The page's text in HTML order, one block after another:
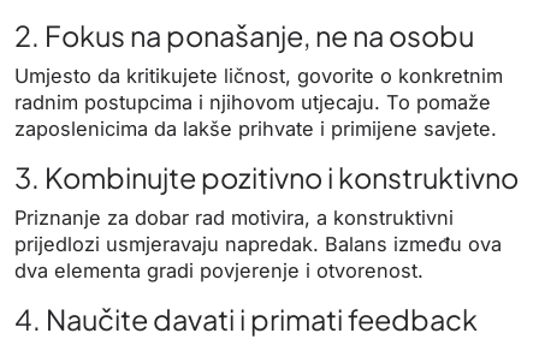
2. Fokus na ponašanje, ne na osobu
Umjesto da kritikujete ličnost, govorite o konkretnim
radnim postupcima i njihovom utjecaju. To pomaže
zaposlenicima da lakše prihvate i primijene savjete.
3. Kombinujte pozitivno i konstruktivno
Priznanje za dobar rad motivira, a konstruktivni
prijedlozi usmjeravaju napredak. Balans između ova
dva elementa gradi povjerenje i otvorenost.
4. Naučite davati i primati feedback